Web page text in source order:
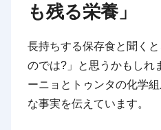
も残る栄養」
長持ちする保存食と聞く
のでは?」と思うかもしれ
ーニョとトゥンタの化学
な事実を伝えています。